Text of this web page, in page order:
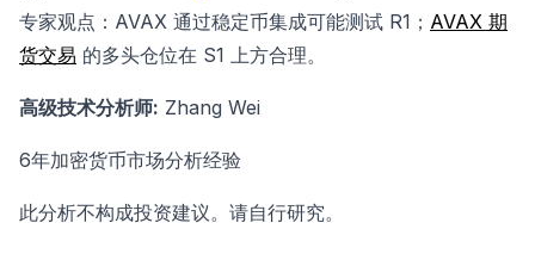
专家观点：AVAX 通过稳定币集成可能测试 R1； AVAX 期
货交易 的多头仓位在 S1 上方合理。
高级技术分析师: Zhang Wei
6年加密货币市场分析经验
此分析不构成投资建议。请自行研究。